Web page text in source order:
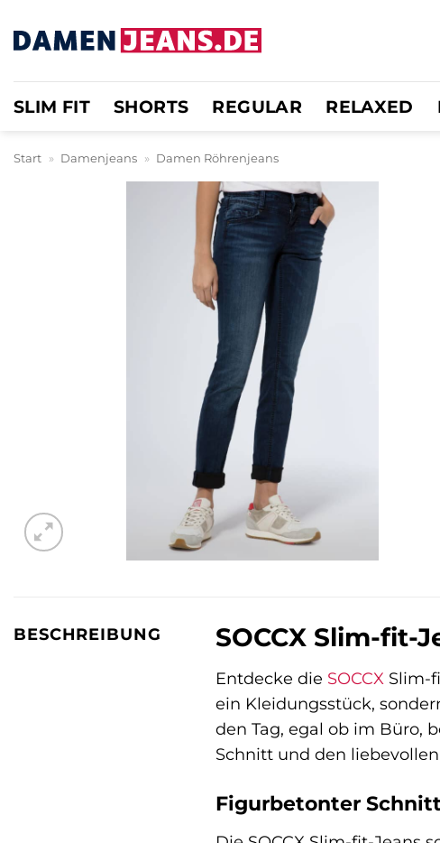
Inhalt
SLIM FIT SHORTS REGULAR RELAXED
Start » Damenjeans » Damen Röhrenjeans
BESCHREIBUNG SOCCX Slim-fit-
Entdecke die SOCCX Slim-
ein Kleidungsstück,
den Tag, egal ob im Büro,
Schnitt und den
Figurbetonter